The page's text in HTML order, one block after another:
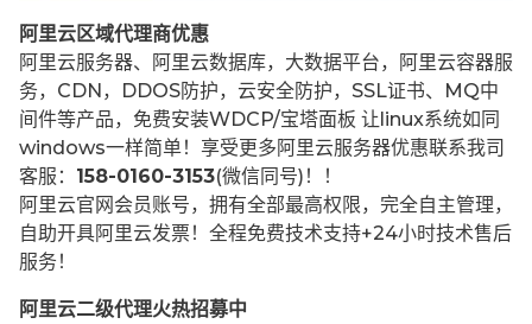
阿里云区域代理商优惠
阿里云服务器、阿里云数据库，大数据平台，阿里云容器服
务，CDN，DDOS防护，云安全防护，SSL证书、MQ中
间件等产品，免费安装WDCP/宝塔面板 让 linux系统如同
windows一样简单！享受更多阿里云服务器优惠联系我司
客服： 158-0160-3153(微信同号)！！
阿里云官网会员账号，拥有全部最高权限，完全自主管理，
自助开具阿里云发票！全程免费技术支持+24小时技术售后
服务！
阿里云二级代理火热招募中